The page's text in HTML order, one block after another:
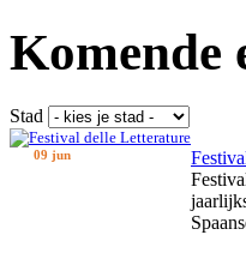
Komende
Stad
09 jun